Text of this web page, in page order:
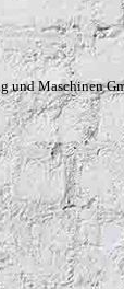
und Maschinen